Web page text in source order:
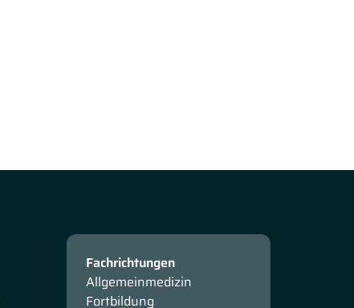
Fachrichtungen
Allgemeinmedizin
Fortbildung